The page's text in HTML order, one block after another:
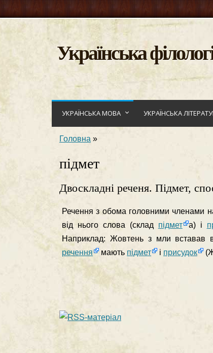
Українська
УКРАЇНСЬКА МОВА УКРАЇНСЬКА
Головна »
підмет
Двоскладні реченя. Підмет,
Речення з обома головними членами
від нього слова (склад підмет а) і
Наприклад: Жовтень з мли вставав
речення
мають підмет і присудок